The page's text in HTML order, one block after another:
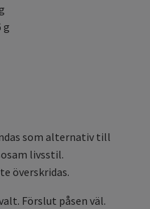
som alternativ till
livsstil.
överskridas.
Förslut påsen väl.